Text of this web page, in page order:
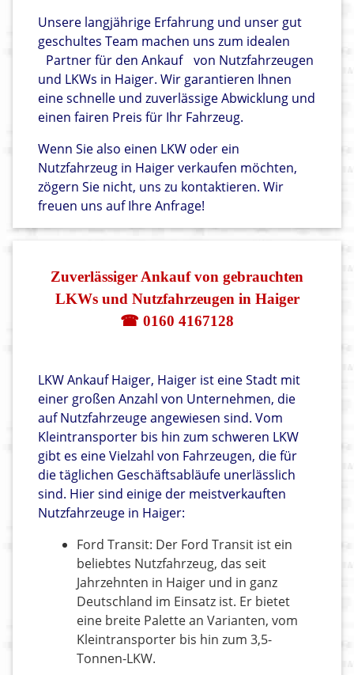
Unsere langjährige Erfahrung und unser gut
geschultes Team machen uns zum idealen
Partner für den Ankauf von Nutzfahrzeugen
und LKWs in Haiger. Wir garantieren Ihnen
eine schnelle und zuverlässige Abwicklung und
einen fairen Preis für Ihr Fahrzeug.
Wenn Sie also einen LKW oder ein
Nutzfahrzeug in Haiger verkaufen möchten,
zögern Sie nicht, uns zu kontaktieren. Wir
freuen uns auf Ihre Anfrage!
Zuverlässiger Ankauf von gebrauchten
LKWs und Nutzfahrzeugen in Haiger
☎ 0160 4167128
LKW Ankauf Haiger, Haiger ist eine Stadt mit
einer großen Anzahl von Unternehmen, die
auf Nutzfahrzeuge angewiesen sind. Vom
Kleintransporter bis hin zum schweren LKW
gibt es eine Vielzahl von Fahrzeugen, die für
die täglichen Geschäftsabläufe unerlässlich
sind. Hier sind einige der meistverkauften
Nutzfahrzeuge in Haiger:
Ford Transit: Der Ford Transit ist ein
beliebtes Nutzfahrzeug, das seit
Jahrzehnten in Haiger und in ganz
Deutschland im Einsatz ist. Er bietet
eine breite Palette an Varianten, vom
Kleintransporter bis hin zum 3,5-
Tonnen-LKW.